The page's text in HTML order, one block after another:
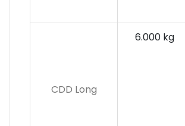
CDD Long
6.000 kg